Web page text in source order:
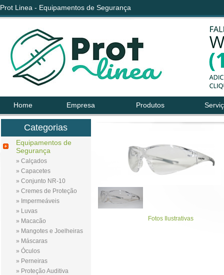
Prot Linea - Equipamentos de Segurança
Home Empresa Produtos
Categorias
Equipamentos de
Segurança
» Calçados
» Capacetes
» Conjunto NR-10
» Cremes de Proteção
» Impermeáveis
» Luvas
» Macacão
» Mangotes e Joelheiras
» Máscaras
» Óculos
» Perneiras
» Proteção Auditiva
Fotos Ilustrativas